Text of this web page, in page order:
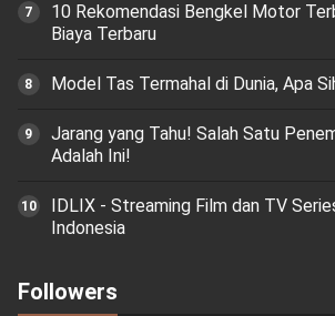
10 Rekomendasi Bengkel Motor
Biaya Terbaru
Model Tas Termahal di Dunia, Apa
Jarang yang Tahu! Salah Satu
Adalah Ini!
IDLIX - Streaming Film dan TV
Indonesia
Followers